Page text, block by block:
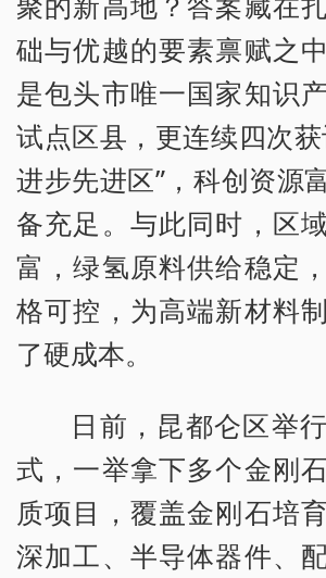
础与优越的要素禀赋之
是包头市唯一国家知识
试点区县，更连续四次
进步先进区”，科创资源
备充足。与此同时，区
富，绿氢原料供给稳定
格可控，为高端新材料
了硬成本。
日前，昆都仑区举
式，一举拿下多个金刚
质项目，覆盖金刚石培
深加工、半导体器件、